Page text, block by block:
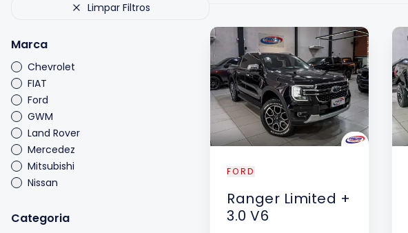
Limpar Filtros
Marca
Chevrolet
FIAT
Ford
GWM
Land Rover
Mercedez
Mitsubishi
Nissan
Toyota
Categoria
FORD
Ranger Limited +
3.0 V6